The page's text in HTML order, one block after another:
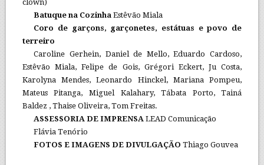
clown)
Batuque na CozinhaEstêvão Miala
Coro de garçons, garçonetes, estátuas e povo de
terreiro
Caroline Gerhein, Daniel de Mello, Eduardo Cardoso,
Estêvão Miala, Felipe de Gois, Grégori Eckert, Ju Costa,
Karolyna Mendes, Leonardo Hinckel, Mariana Pompeu,
Mateus Pitanga, Miguel Kalahary, Tábata Porto, Tainá
Baldez , Thaise Oliveira, Tom Freitas.
ASSESSORIA DE IMPRENSA LEAD Comunicação
Flávia Tenório
FOTOS E IMAGENS DE DIVULGAÇÃO Thiago Gouvea